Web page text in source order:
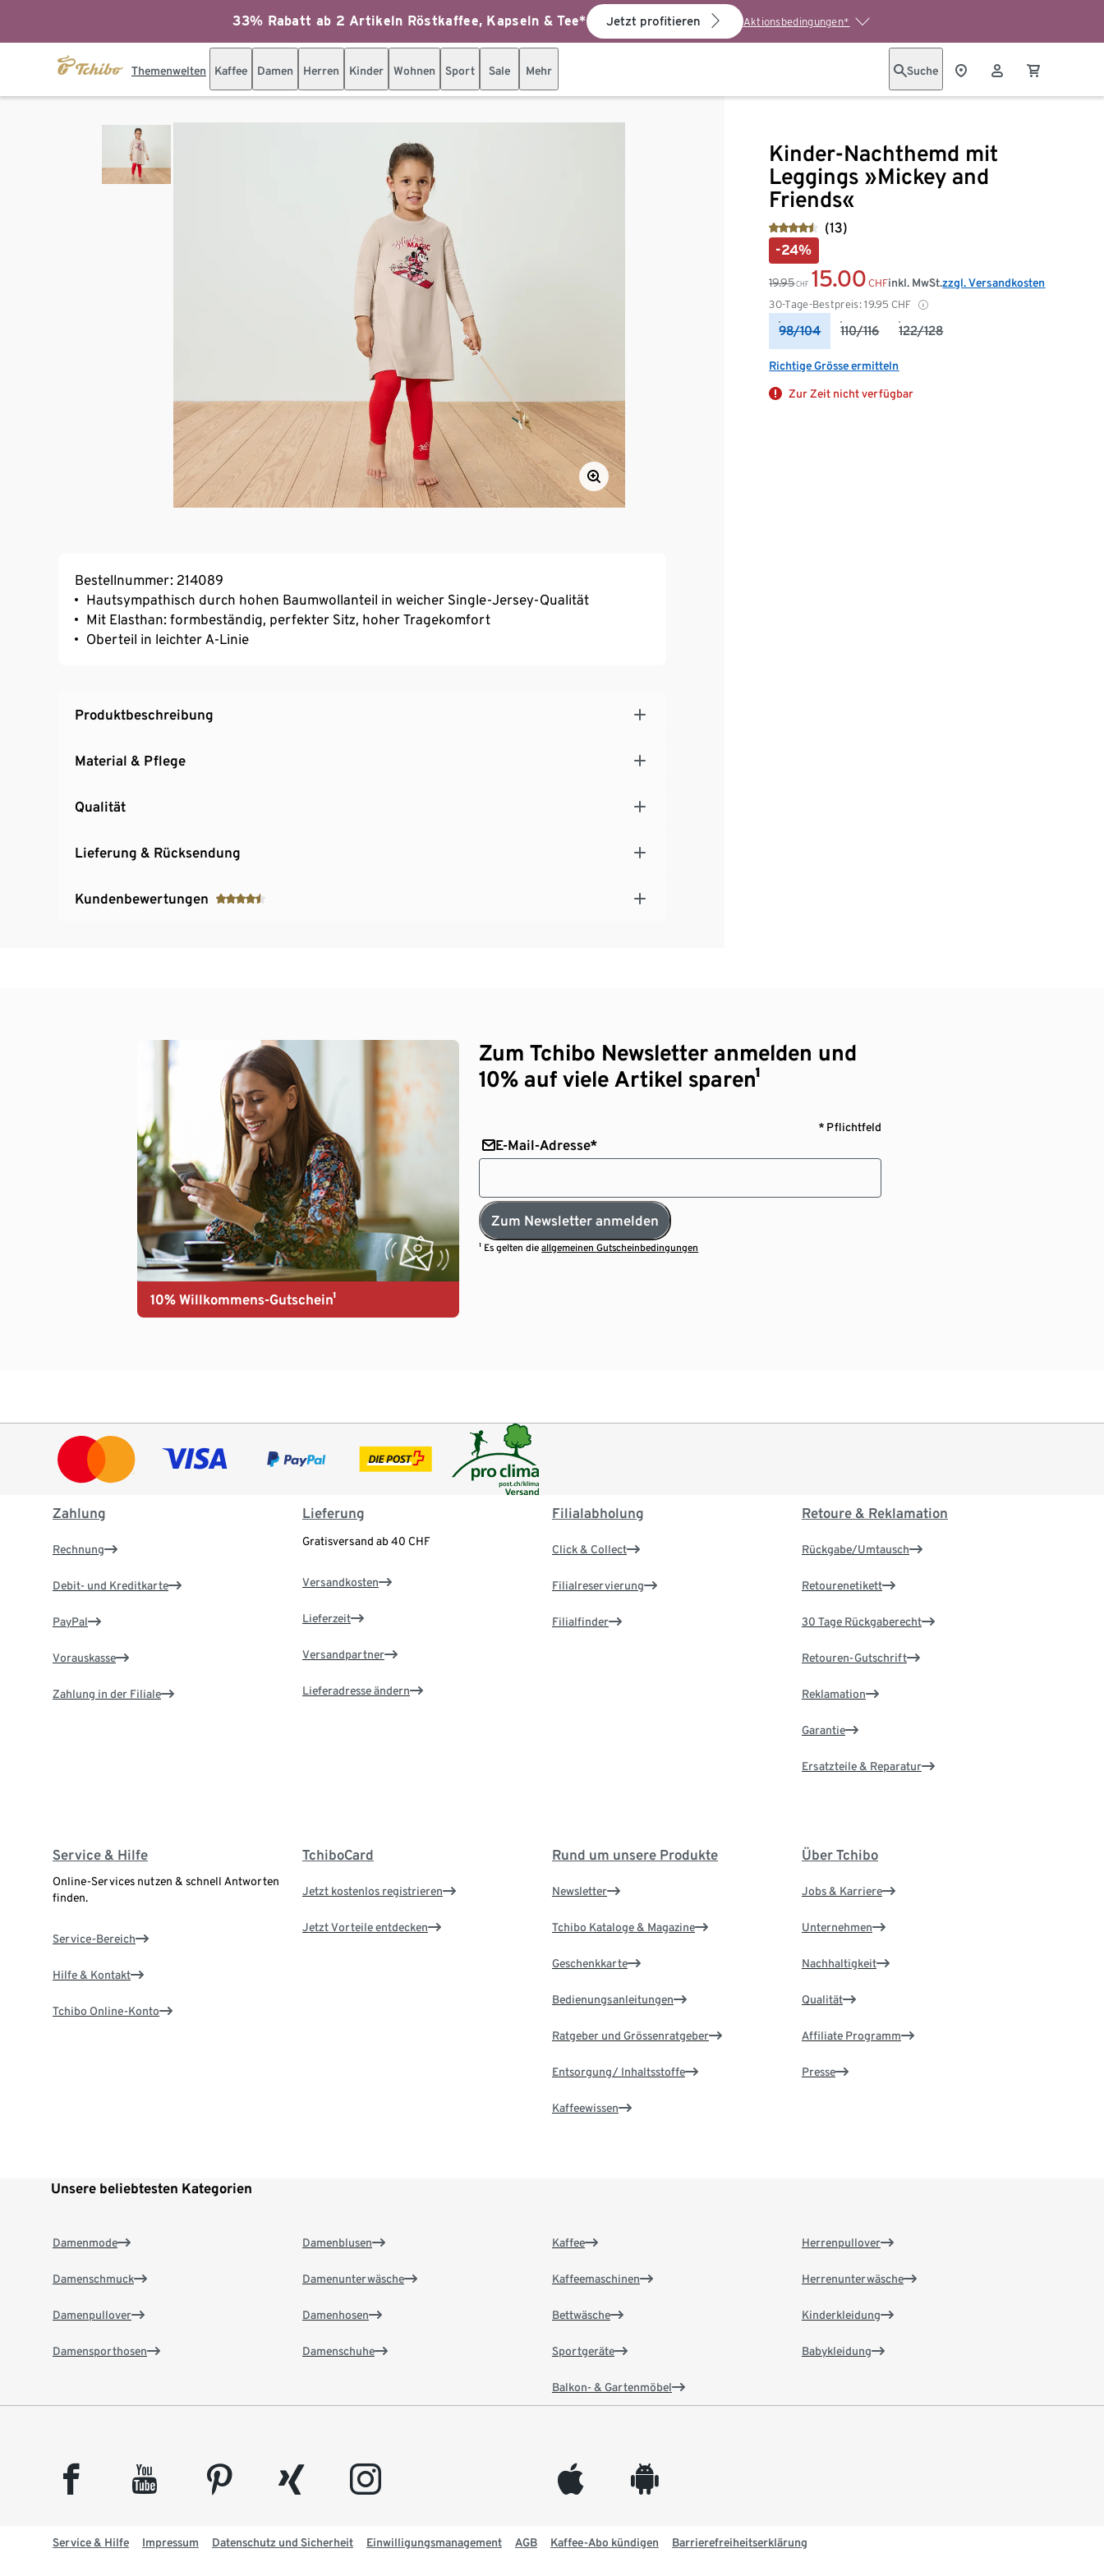
33% Rabatt ab 2 Artikeln Röstkaffee, Kapseln & Tee* Jetzt profitieren Aktionsbedingungen*
Themenwelten Kaffee Damen Herren Kinder Wohnen Sport Sale Mehr Suche
Kinder-Nachthemd mit
Leggings »Mickey and
Friends«
(13)
-24%
19.95 CHF 15.00 CHF
30-Tage-Bestpreis: 19.95 CHF
inkl. MwSt.zzgl. Versandkosten
98/104 110/116 122/128
Richtige Grösse ermitteln
Zur Zeit nicht verfügbar
Bestellnummer: 214089
Hautsympathisch durch hohen Baumwollanteil in weicher Single-Jersey-Qualität
Mit Elasthan: formbeständig, perfekter Sitz, hoher Tragekomfort
Oberteil in leichter A-Linie
Produktbeschreibung
Material & Pflege
Qualität
Lieferung & Rücksendung
Kundenbewertungen
10% Willkommens-Gutschein¹
Zum Tchibo Newsletter anmelden und
10% auf viele Artikel sparen¹
* Pflichtfeld
E-Mail-Adresse*
Zum Newsletter anmelden
¹ Es gelten dieallgemeinen Gutscheinbedingungen
Zahlung
Rechnung
Debit- und Kreditkarte
PayPal
Vorauskasse
Zahlung in der Filiale
Lieferung
Gratisversand ab 40 CHF
Versandkosten
Lieferzeit
Versandpartner
Lieferadresse ändern
Filialabholung
Click & Collect
Filialreservierung
Filialfinder
Retoure & Reklamation
Rückgabe/Umtausch
Retourenetikett
30 Tage Rückgaberecht
Retouren-Gutschrift
Reklamation
Garantie
Ersatzteile & Reparatur
Service & Hilfe
Online-Services nutzen & schnell Antworten
finden.
Service-Bereich
Hilfe & Kontakt
Tchibo Online-Konto
TchiboCard
Jetzt kostenlos registrieren
Jetzt Vorteile entdecken
Rund um unsere Produkte
Newsletter
Tchibo Kataloge & Magazine
Geschenkkarte
Bedienungsanleitungen
Ratgeber und Grössenratgeber
Entsorgung/ Inhaltsstoffe
Kaffeewissen
Über Tchibo
Jobs & Karriere
Unternehmen
Nachhaltigkeit
Qualität
Affiliate Programm
Presse
Unsere beliebtesten Kategorien
Damenmode
Damenschmuck
Damenpullover
Damensporthosen
Damenblusen
Damenunterwäsche
Damenhosen
Damenschuhe
Kaffee
Kaffeemaschinen
Bettwäsche
Sportgeräte
Balkon- & Gartenmöbel
Herrenpullover
Herrenunterwäsche
Kinderkleidung
Babykleidung
facebook youtube pinterest xing instagram appleinc android
Service & Hilfe Impressum Datenschutz und Sicherheit Einwilligungsmanagement AGB Kaffee-Abo kündigen Barrierefreiheitserklärung